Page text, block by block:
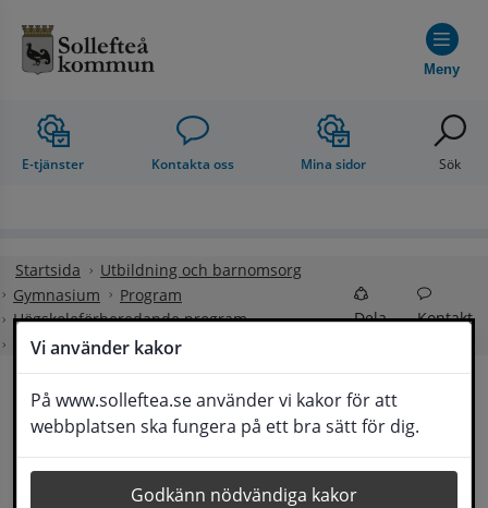
Vi använder kakor
På www.solleftea.se använder vi kakor för att
webbplatsen ska fungera på ett bra sätt för dig.
Godkänn nödvändiga kakor
Meny
E-tjänster Kontakta oss Mina sidor Sök
Startsida
Utbildning och barnomsorg
Gymnasium
Program
Högskoleförberedande program
Naturvetenskapsprogrammet (NA)
Dela Kontakt
Lyssna
Naturvetenskapsprogrammet (NA)